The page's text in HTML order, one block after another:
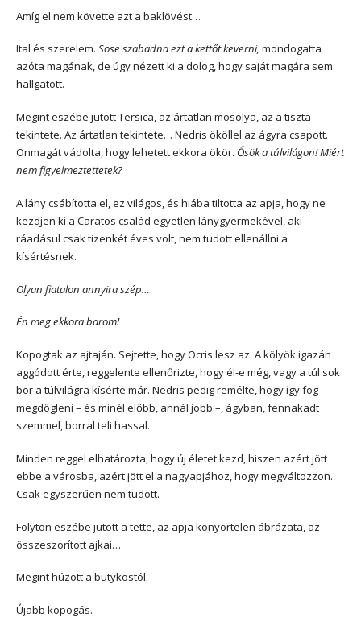
Amíg el nem követte azt a baklövést…
Ital és szerelem. Sose szabadna ezt a kettőt keverni, mondogatta
azóta magának, de úgy nézett ki a dolog, hogy saját magára sem
hallgatott.
Megint eszébe jutott Tersica, az ártatlan mosolya, az a tiszta
tekintete. Az ártatlan tekintete… Nedris ököllel az ágyra csapott.
Önmagát vádolta, hogy lehetett ekkora ökör. Ősök a túlvilágon! Miért
nem figyelmeztettetek?
A lány csábította el, ez világos, és hiába tiltotta az apja, hogy ne
kezdjen ki a Caratos család egyetlen lánygyermekével, aki
ráadásul csak tizenkét éves volt, nem tudott ellenállni a
kísértésnek.
Olyan fiatalon annyira szép…
Én meg ekkora barom!
Kopogtak az ajtaján. Sejtette, hogy Ocris lesz az. A kölyök igazán
aggódott érte, reggelente ellenőrizte, hogy él-e még, vagy a túl sok
bor a túlvilágra kísérte már. Nedris pedig remélte, hogy így fog
megdögleni – és minél előbb, annál jobb –, ágyban, fennakadt
szemmel, borral teli hassal.
Minden reggel elhatározta, hogy új életet kezd, hiszen azért jött
ebbe a városba, azért jött el a nagyapjához, hogy megváltozzon.
Csak egyszerűen nem tudott.
Folyton eszébe jutott a tette, az apja könyörtelen ábrázata, az
összeszorított ajkai…
Megint húzott a butykostól.
Újabb kopogás.